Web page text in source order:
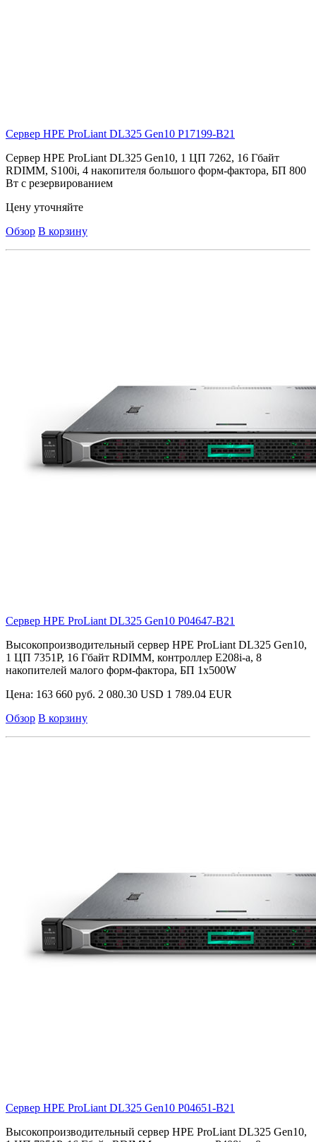
Сервер HPE ProLiant DL325 Gen10 P17199-B21
Сервер HPE ProLiant DL325 Gen10, 1 ЦП 7262, 16 Гбайт
RDIMM, S100i, 4 накопителя большого форм-фактора, БП 800
Вт с резервированием
Цену уточняйте
Обзор В корзину
Сервер HPE ProLiant DL325 Gen10 P04647-B21
Высокопроизводительный сервер HPE ProLiant DL325 Gen10,
1 ЦП 7351P, 16 Гбайт RDIMM, контроллер E208i-a, 8
накопителей малого форм-фактора, БП 1x500W
Цена: 163 660 руб. 2 080.30 USD 1 789.04 EUR
Обзор В корзину
Сервер HPE ProLiant DL325 Gen10 P04651-B21
Высокопроизводительный сервер HPE ProLiant DL325 Gen10,